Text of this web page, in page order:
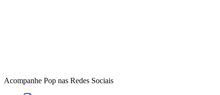
Acompanhe Pop nas Redes Sociais